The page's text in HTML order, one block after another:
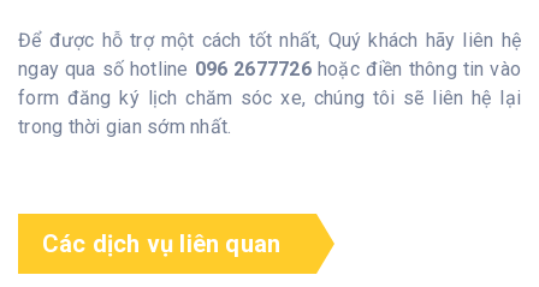
Để được hỗ trợ một cách tốt nhất, Quý khách hãy liên hệ
ngay qua số hotline 096 2677726hoặc điền thông tin vào
form đăng ký lịch chăm sóc xe, chúng tôi sẽ liên hệ lại
trong thời gian sớm nhất.
Các dịch vụ liên quan